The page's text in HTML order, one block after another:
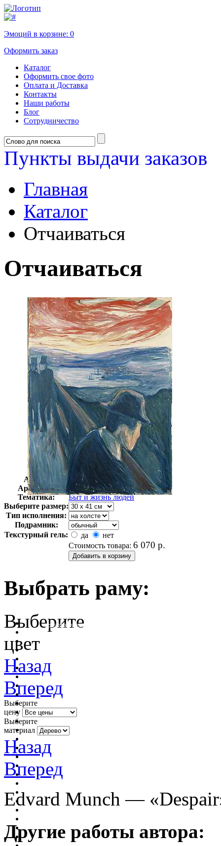
Эмоций в корзине: 0
Оформить заказ
Каталог
Оформить свое фото
Оплата и Доставка
Контакты
Наши работы
Блог
Сотрудничество
Пункты выдачи заказов
Главная
Каталог
Отчаиваться
Отчаиваться
Автор:
Мунк Эдвард
Арт-стиль
Экспрессионизм
Тематика:
Быт и жизнь людей
Выберите размер:
Тип исполнения:
Подрамник:
Текстурный гель:
да
нет
Стоимость товара: 6 070 р.
Выбрать раму:
очистить фильтр цвета
Выберите
цвет
Назад
Вперед
Выберите
цену
Выберите
материал
Назад
Вперед
Edvard Munch —
Другие работы автора: